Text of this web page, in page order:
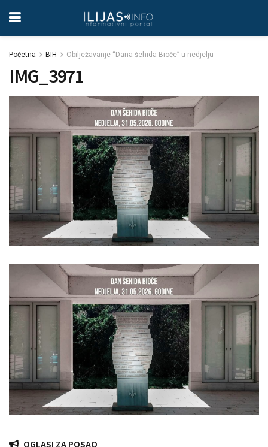
Početna BIH Obilježavanje “Dana šehida Bioče” u nedjelju
IMG_3971
OGLASI ZA POSAO